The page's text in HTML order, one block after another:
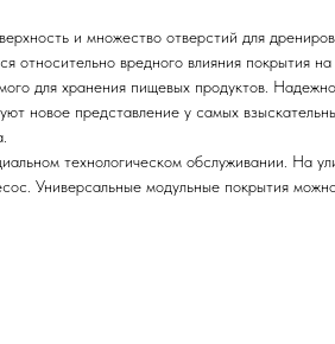
и множество отверстий для
относительно вредного влияния покрытия
для хранения пищевых продуктов.
новое представление у самых
технологическом обслуживании. На
Универсальные модульные покрытия